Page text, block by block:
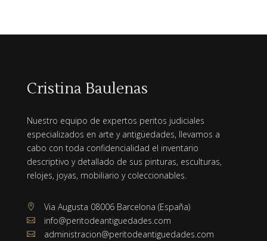
Cristina Baulenas
Nuestro equipo de expertos peritos judiciales
especializados en arte y antigüedades, llevamos a
cabo con toda confidencialidad el inventario
descriptivo y detallado de sus pinturas, esculturas,
relojes, joyas, mobiliario y coleccionables.
 Via Augusta 08006 Barcelona (España)
 info@peritodeantiguedades.com
 administracion@peritodeantiguedades.com